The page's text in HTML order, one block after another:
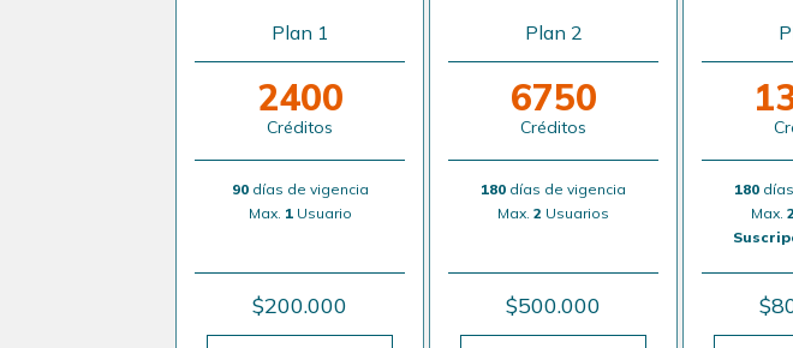
Plan 1
2400
Créditos
90días de vigencia
Max. 1Usuario
$200.000
Plan 2
6750
Créditos
180 días de vigencia
Max.2 Usuarios
$500.000
180
Max.2